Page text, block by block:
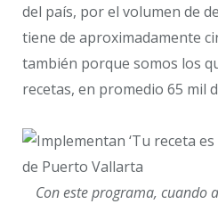
del país, por el volumen de
tiene de aproximadamente
también porque somos los
recetas, en promedio 65 mil
Con este programa, cuando